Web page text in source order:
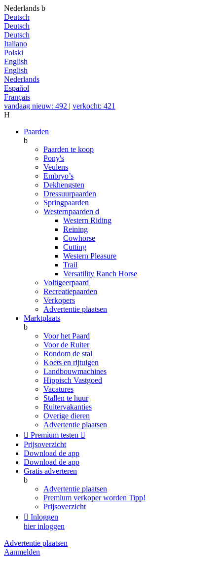
Nederlands b
Deutsch
Deutsch
Deutsch
Italiano
Polski
English
English
Nederlands
Español
Français
vandaag nieuw: 492 | verkocht: 421
H
Paarden
b
Paarden te koop
Pony's
Veulens
Embryo’s
Dekhengsten
Dressuurpaarden
Springpaarden
Westernpaarden d
Western Riding
Reining
Cowhorse
Cutting
Western Pleasure
Trail
Versatility Ranch Horse
Voltigeerpaard
Recreatiepaarden
Verkopers
Advertentie plaatsen
Marktplaats
b
Voor het Paard
Voor de Ruiter
Rondom de stal
Koets en rijtuigen
Landbouwmachines
Hippisch Vastgoed
Vacatures
Stallen te huur
Ruitervakanties
Overige dieren
Advertentie plaatsen
 Premium testen 
Prijsoverzicht
Download de app
Download de app
Gratis adverteren
b
Advertentie plaatsen
Premium verkoper worden Tipp!
Prijsoverzicht
 Inloggen
hier inloggen
Advertentie plaatsen
Aanmelden